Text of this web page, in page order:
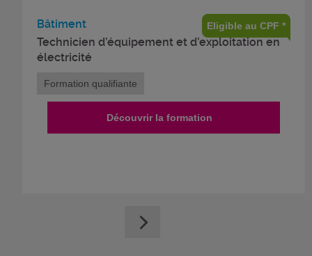
Bâtiment
Technicien d’équipement et d’exploitation en
électricité
Eligible au CPF *
Formation qualifiante
Découvrir la formation